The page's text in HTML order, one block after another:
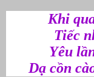
Khi
Tiếc
Yêu
Dạ cồn